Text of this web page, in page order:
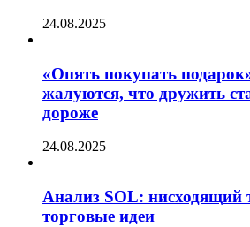
24.08.2025
«Опять покупать
жалуются, что дружить
дороже
24.08.2025
Анализ SOL: нисходящий
торговые идеи